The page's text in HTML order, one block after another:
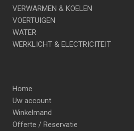
VERWARMEN & KOELEN
VOERTUIGEN
WATER
WERKLICHT & ELECTRICITEIT
Home
Uw account
Winkelmand
Offerte / Reservatie